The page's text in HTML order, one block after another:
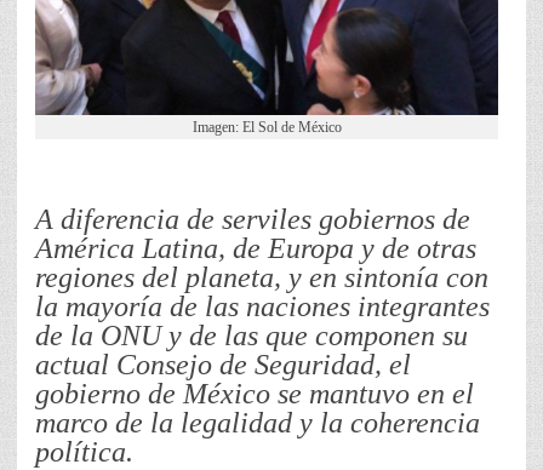
Imagen: El Sol de México
A diferencia de serviles gobiernos de
América Latina, de Europa y de otras
regiones del planeta, y en sintonía con
la mayoría de las naciones integrantes
de la ONU y de las que componen su
actual Consejo de Seguridad, el
gobierno de México se mantuvo en el
marco de la legalidad y la coherencia
política.